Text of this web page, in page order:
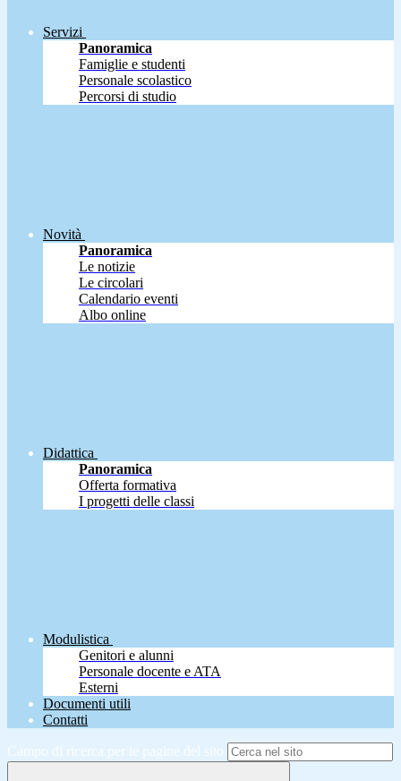
Servizi
Panoramica
Famiglie e studenti
Personale scolastico
Percorsi di studio
Novità
Panoramica
Le notizie
Le circolari
Calendario eventi
Albo online
Didattica
Panoramica
Offerta formativa
I progetti delle classi
Modulistica
Genitori e alunni
Personale docente e ATA
Esterni
Documenti utili
Contatti
Campo di ricerca per le pagine del sito